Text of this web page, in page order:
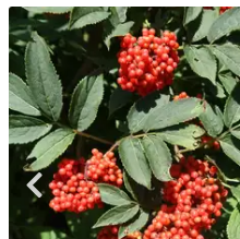
Zum vorigen Bild